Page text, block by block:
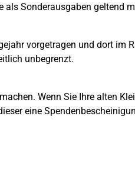
als Sonderausgaben geltend
vorgetragen und dort im
unbegrenzt.
Wenn Sie Ihre alten
eine